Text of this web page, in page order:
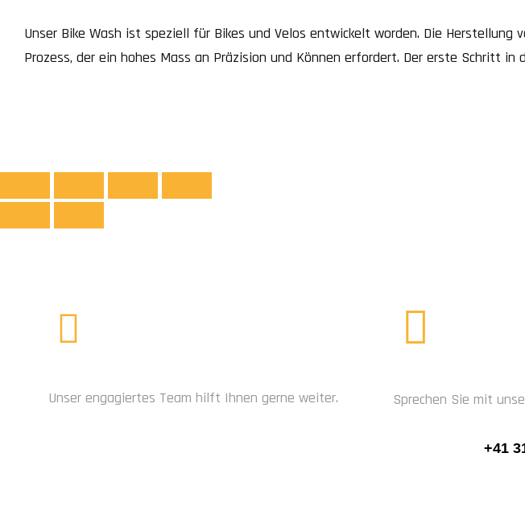
Unser Bike Wash ist speziell für Bikes und Velos entwickelt worden. Die Herstellung
Prozess, der ein hohes Mass an Präzision und Können erfordert. Der erste Schritt in
Unser engagiertes Team hilft Ihnen gerne weiter. Sprechen Sie mit
+41